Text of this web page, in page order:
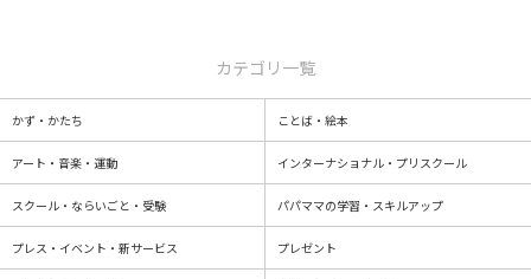
カテゴリ一覧
かず・かたち ことば・絵本
アート・音楽・運動 インターナショナル・プリスクール
スクール・ならいごと・受験 パパママの学習・スキルアップ
プレス・イベント・新サービス プレゼント